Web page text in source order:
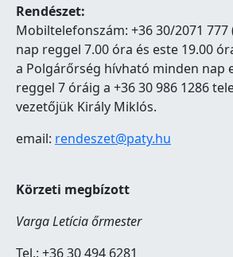
Rendészet:
Mobiltelefonszám: +36 30/2071 777
nap reggel 7.00 óra és este 19.00
a Polgárőrség hívható minden nap
reggel 7 óráig a +36 30 986 1286
vezetőjük Király Miklós.
email: rendeszet@paty.hu
Körzeti megbízott
Varga Letícia őrmester
Tel.: +36 30 494 6281